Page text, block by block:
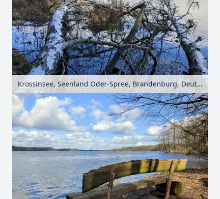
Krossinsee, Seenland Oder-Spree, Brandenburg, Deutschland